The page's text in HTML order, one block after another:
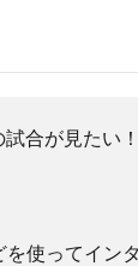
合が見たい！
使ってイン